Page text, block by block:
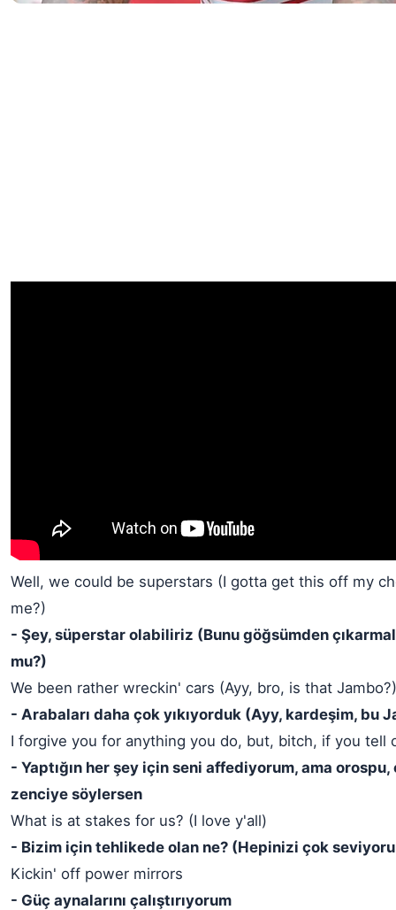
Well, we could be superstars (I gotta get this off my
me?)
- Şey, süperstar olabiliriz (Bunu göğsümden
mu?)
We been rather wreckin' cars (Ayy, bro, is that Jambo?)
- Arabaları daha çok yıkıyorduk (Ayy, kardeşim, bu
I forgive you for anything you do, but, bitch, if you tell
- Yaptığın her şey için seni affediyorum, ama
zenciye söylersen
What is at stakes for us? (I love y'all)
- Bizim için tehlikede olan ne? (Hepinizi çok
Kickin' off power mirrors
- Güç aynalarını çalıştırıyorum